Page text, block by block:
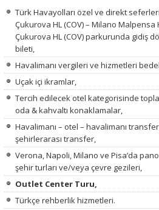
Türk Havayolları özel ve direkt
Çukurova HL (COV) – Milano Malpensa
Çukurova HL (COV) parkurunda gidiş
bileti,
Havalimanı vergileri ve hizmetleri
Uçak içi ikramlar,
Tercih edilecek otel kategorisinde
oda & kahvaltı konaklamalar,
Havalimanı – otel – havalimanı
şehirlerarası transfer,
Verona, Napoli, Milano ve Pisa’da
şehir turları ve/veya çevre gezileri,
Outlet Center Turu,
Türkçe rehberlik hizmetleri.